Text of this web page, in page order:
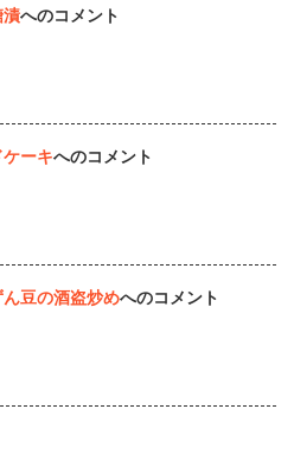
漬へのコメント
ーキへのコメント
豆の酒盗炒めへのコメント